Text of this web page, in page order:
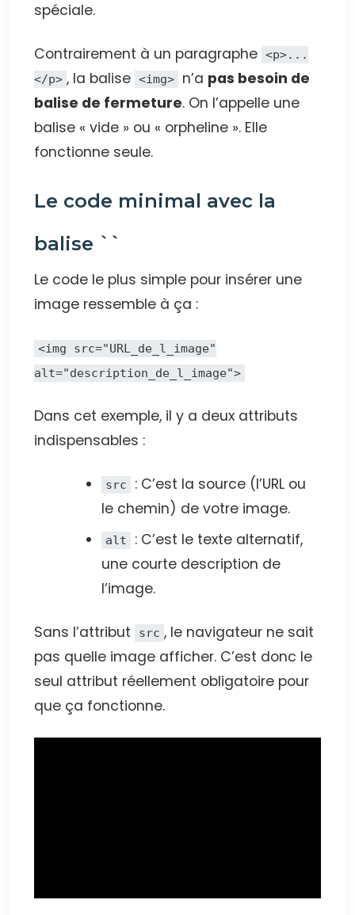
spéciale.
Contrairement à un paragraphe <p>...
</p> , la balise <img> n’a pas besoin de
balise de fermeture. On l’appelle une
balise « vide » ou « orpheline ». Elle
fonctionne seule.
Le code minimal avec la
balise ` `
Le code le plus simple pour insérer une
image ressemble à ça :
<img src="URL_de_l_image"
alt="description_de_l_image">
Dans cet exemple, il y a deux attributs
indispensables :
src
: C’est la source (l’URL ou
le chemin) de votre image.
alt
: C’est le texte alternatif,
une courte description de
l’image.
Sans l’attribut src , le navigateur ne sait
pas quelle image afficher. C’est donc le
seul attribut réellement obligatoire pour
que ça fonctionne.